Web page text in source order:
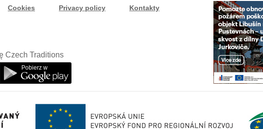
Cookies Privacy policy Kontakty
Czech Traditions
Pobierz w